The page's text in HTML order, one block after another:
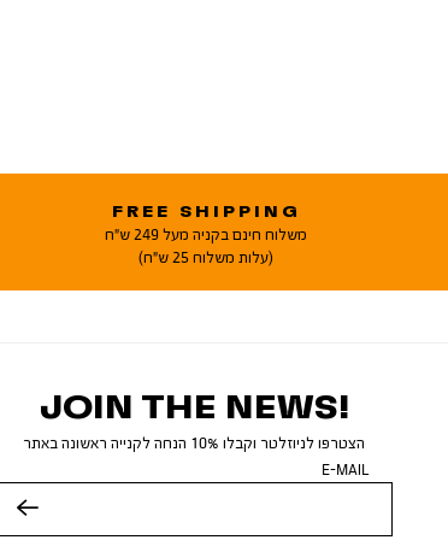
FREE SHIPPING
משלוח חינם בקניה מעל 249 ש"ח
(עלות משלוח 25 ש"ח)
JOIN THE NEWS!
הצטרפו לניוזלטר וקבלו 10% הנחה לקנייה ראשונה באתר
E-MAIL